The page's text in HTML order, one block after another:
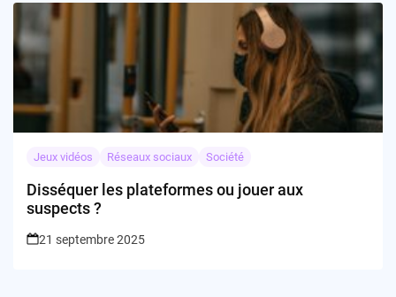
Jeux vidéos Réseaux sociaux Société
Disséquer les plateformes ou jouer aux
suspects ?
21 septembre 2025